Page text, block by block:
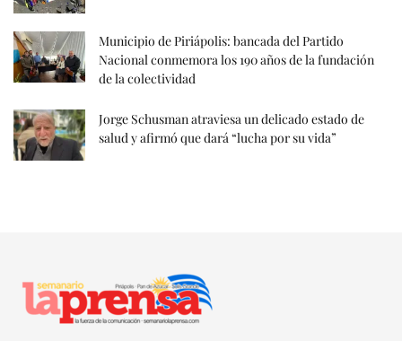
Municipio de Piriápolis: bancada del Partido
Nacional conmemora los 190 años de la fundación
de la colectividad
Jorge Schusman atraviesa un delicado estado de
salud y afirmó que dará “lucha por su vida”